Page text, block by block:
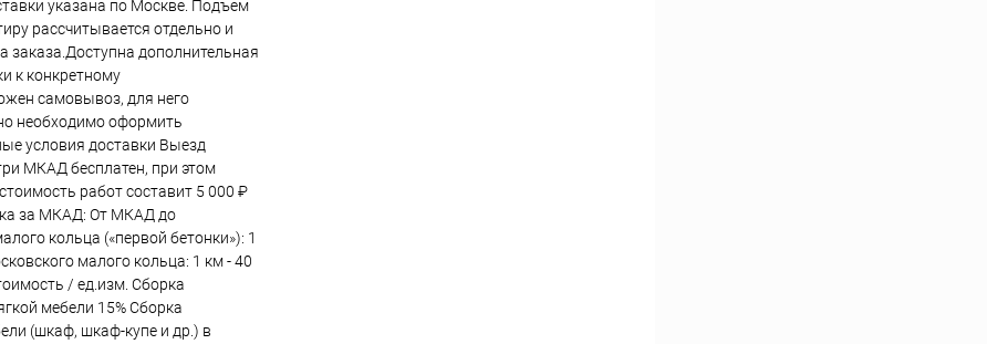
указана по Москве. Подъем
рассчитывается отдельно и
заказа.Доступна дополнительная
к конкретному
самовывоз, для него
необходимо оформить
условия доставки Выезд
МКАД бесплатен, при этом
работ составит 5 000 ₽
за МКАД: От МКАД до
кольца («первой бетонки»): 1
малого кольца: 1 км - 40
/ ед.изм. Сборка
мебели 15% Сборка
(шкаф, шкаф-купе и др.) в